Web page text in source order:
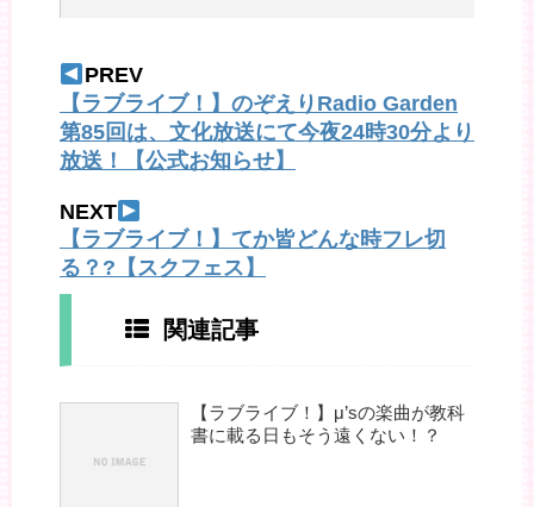
PREV
【ラブライブ！】のぞえりRadio Garden
第85回は、文化放送にて今夜24時30分より
放送！【公式お知らせ】
NEXT
【ラブライブ！】てか皆どんな時フレ切
る？?【スクフェス】
関連記事
【ラブライブ！】μ’sの楽曲が教科
書に載る日もそう遠くない！？